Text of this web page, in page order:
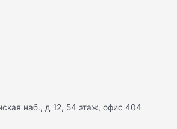
наб., д 12, 54 этаж, офис 404